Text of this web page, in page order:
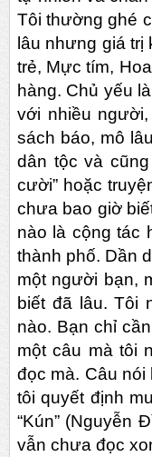
Tôi thường ghé
lâu nhưng giá
trẻ, Mực tím,
hàng. Chủ yếu
với nhiều
sách báo, mô
dân tộc và
cười” hoặc
chưa bao giờ
nào là cộng tác
thành phố. Dần
một người bạn,
biết đã lâu. Tôi
nào. Bạn chỉ
một câu mà tôi
đọc mà. Câu
tôi quyết định
“Kún” (Nguyễn
vẫn chưa đọc